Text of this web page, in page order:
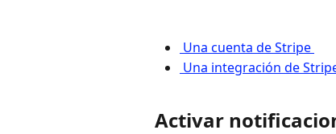
Una cuenta de Stripe
Una integración de
Activar